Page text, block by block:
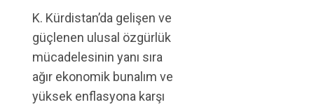
K. Kürdistan’da gelişen ve
güçlenen ulusal özgürlük
mücadelesinin yanı sıra
ağır ekonomik bunalım ve
yüksek enflasyona karşı